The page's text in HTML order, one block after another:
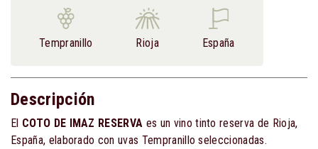
Tempranillo Rioja España
Descripción
El COTO DE IMAZ RESERVA es un vino tinto reserva de Rioja,
España, elaborado con uvas Tempranillo seleccionadas.